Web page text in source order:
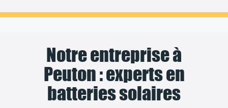
Notre entreprise à
Peuton : experts en
batteries solaires